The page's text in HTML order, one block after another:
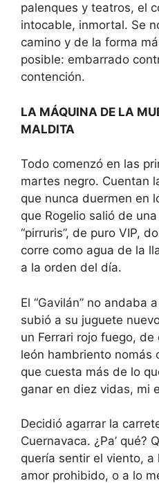
palenques y teatros, el
intocable, inmortal. Se
camino y de la forma
posible: embarrado
contención.
LA MÁQUINA DE LA
MALDITA
Todo comenzó en las
martes negro. Cuentan
que nunca duermen en
que Rogelio salió de
“pirruris”, de puro VIP,
corre como agua de la
a la orden del día.
El “Gavilán” no andaba
subió a su juguete
un Ferrari rojo fuego,
león hambriento nomás
que cuesta más de lo
ganar en diez vidas, mi
Decidió agarrar la
Cuernavaca. ¿Pa’ qué?
quería sentir el viento,
amor prohibido, o a lo